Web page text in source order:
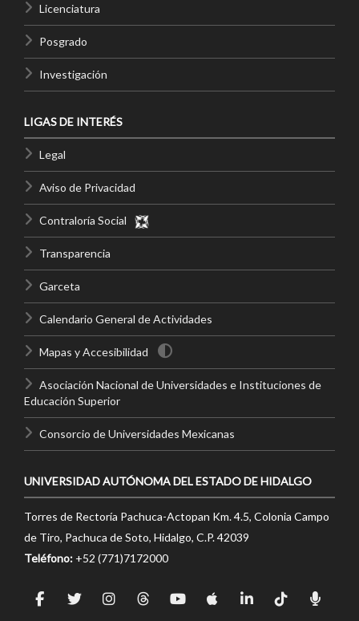
Licenciatura
Posgrado
Investigación
LIGAS DE INTERÉS
Legal
Aviso de Privacidad
Contraloría Social
Transparencia
Garceta
Calendario General de Actividades
Mapas y Accesibilidad
Asociación Nacional de Universidades e Instituciones de
Educación Superior
Consorcio de Universidades Mexicanas
UNIVERSIDAD AUTÓNOMA DEL ESTADO DE HIDALGO
Torres de Rectoría Pachuca-Actopan Km. 4.5, Colonia Campo
de Tiro, Pachuca de Soto, Hidalgo, C.P. 42039
Teléfono: +52 (771)7172000